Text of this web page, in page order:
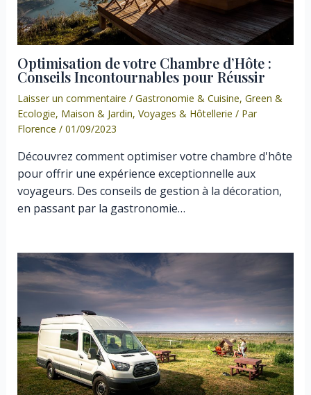
Optimisation de votre Chambre d’Hôte :
Conseils Incontournables pour Réussir
Laisser un commentaire / Gastronomie & Cuisine, Green &
Ecologie, Maison & Jardin, Voyages & Hôtellerie / Par
Florence / 01/09/2023
Découvrez comment optimiser votre chambre d'hôte
pour offrir une expérience exceptionnelle aux
voyageurs. Des conseils de gestion à la décoration,
en passant par la gastronomie…